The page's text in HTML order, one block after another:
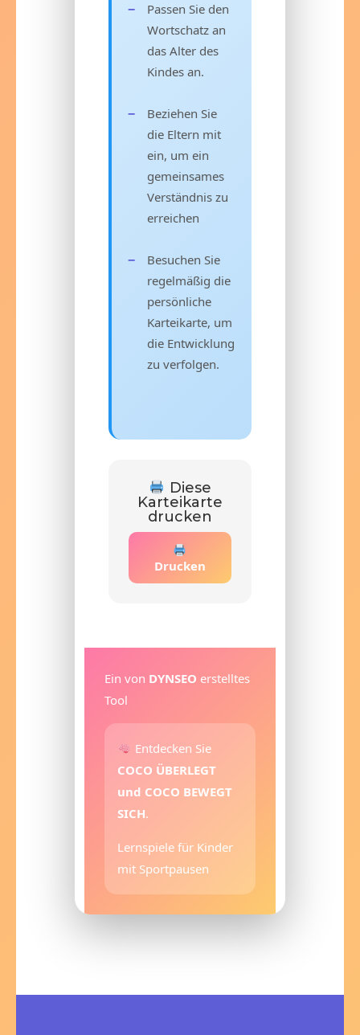
Passen Sie den
Wortschatz an
das Alter des
Kindes an.
Beziehen Sie
die Eltern mit
ein, um ein
gemeinsames
Verständnis zu
erreichen
Besuchen Sie
regelmäßig die
persönliche
Karteikarte, um
die Entwicklung
zu verfolgen.
Diese
Karteikarte
drucken
Drucken
Ein von DYNSEO erstelltes
Tool
Entdecken Sie
COCO ÜBERLEGT
und COCO BEWEGT
SICH.
Lernspiele für Kinder
mit Sportpausen